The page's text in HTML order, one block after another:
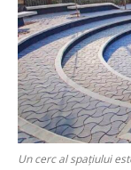
Un cerc al spațiului